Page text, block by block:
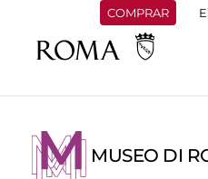
COMPRAR
MUSEO DI